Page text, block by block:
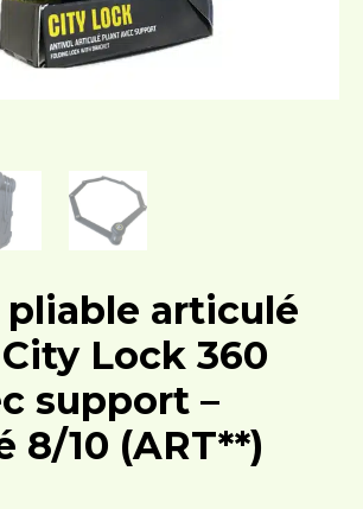
articulé
Lock 360
support –
8/10 (ART**)